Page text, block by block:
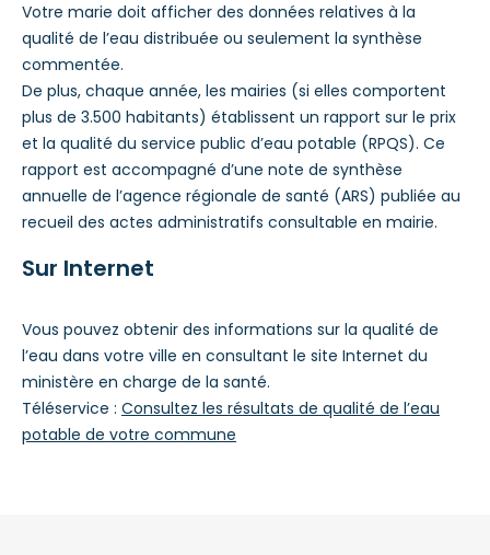
Votre marie doit afficher des données relatives à la
qualité de l’eau distribuée ou seulement la synthèse
commentée.
De plus, chaque année, les mairies (si elles comportent
plus de 3.500 habitants) établissent un rapport sur le prix
et la qualité du service public d’eau potable (RPQS). Ce
rapport est accompagné d’une note de synthèse
annuelle de l’agence régionale de santé (ARS) publiée au
recueil des actes administratifs consultable en mairie.
Sur Internet
Vous pouvez obtenir des informations sur la qualité de
l’eau dans votre ville en consultant le site Internet du
ministère en charge de la santé.
Téléservice : Consultez les résultats de qualité de l’eau
potable de votre commune